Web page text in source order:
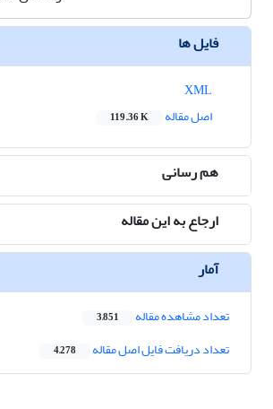
فایل ها
اصل مقاله
119.36 K
هم رسانی
ارجاع به این مقاله
آمار
تعداد مشاهده مقاله 3,851
تعداد دریافت فایل اصل مقاله 4,278